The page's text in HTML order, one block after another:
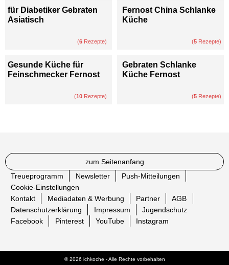
für Diabetiker Gebraten
Asiatisch
(6 Rezepte)
Fernost China Schlanke
Küche
(5 Rezepte)
Gesunde Küche für
Feinschmecker Fernost
(10 Rezepte)
Gebraten Schlanke
Küche Fernost
(5 Rezepte)
zum Seitenanfang
Treueprogramm
Newsletter
Push-Mitteilungen
Cookie-Einstellungen
Kontakt
Mediadaten & Werbung Partner
AGB
Datenschutzerklärung
Impressum
Jugendschutz
Facebook
Pinterest YouTube Instagram
© 2026 ichkoche - Alle Rechte vorbehalten